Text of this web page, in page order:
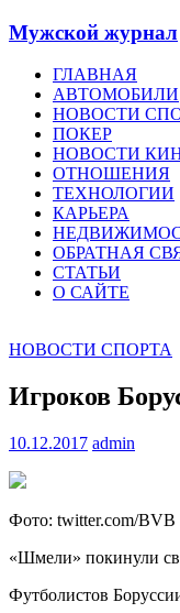
Мужской журнал
ГЛАВНАЯ
АВТОМОБИЛИ
НОВОСТИ
ПОКЕР
НОВОСТИ
ОТНОШЕНИЯ
ТЕХНОЛОГИИ
КАРЬЕРА
ОБРАТНАЯ
СТАТЬИ
О САЙТЕ
НОВОСТИ СПОРТА
Игроков
10.12.2017 admin
Фото: twitter.com/BVB
«Шмели» покинули
Футболистов